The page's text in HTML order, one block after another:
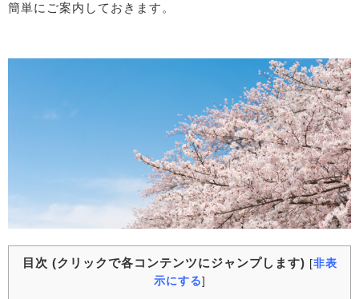
簡単にご案内しておきます。
目次 (クリックで各コンテンツにジャンプします) [非表
示にする]